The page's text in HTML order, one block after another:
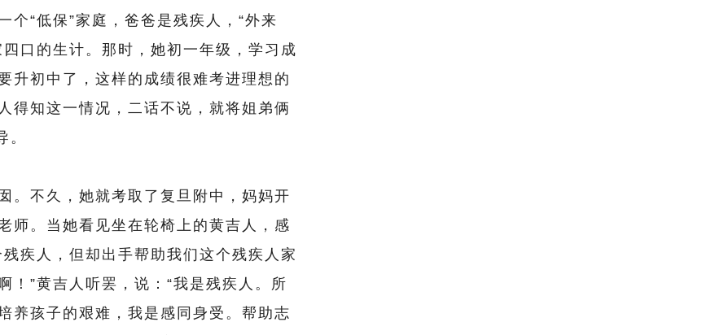
个“低保”家庭，爸爸是残疾人，“外来
口的生计。那时，她初一年级，学习成
升初中了，这样的成绩很难考进理想的
得知这一情况，二话不说，就将姐弟俩
。
不久，她就考取了复旦附中，妈妈开
师。当她看见坐在轮椅上的黄吉人，感
疾人，但却出手帮助我们这个残疾人家
！”黄吉人听罢，说：“我是残疾人。所
养孩子的艰难，我是感同身受。帮助志